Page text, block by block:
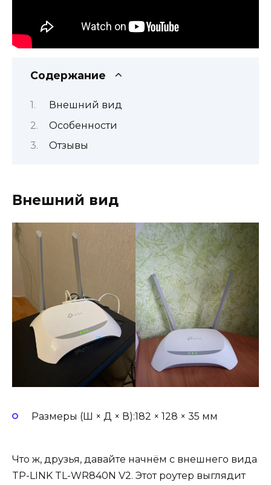
Содержание
Внешний вид
Особенности
Отзывы
Внешний вид
Размеры (Ш × Д × В):182 × 128 × 35 мм
Что ж, друзья, давайте начнём с внешнего вида
TP-LINK TL-WR840N V2. Этот роутер выглядит